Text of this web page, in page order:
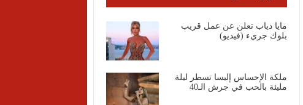
مايا دياب تعلن عن عمل قريب
بلوك جريء (فيديو)
ملكة الإحساس إليسا تسطر ليلة
مليئة بالحب في جرش الـ40